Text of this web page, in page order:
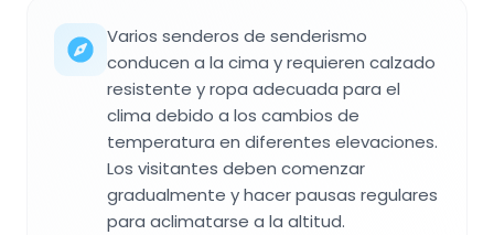
Varios senderos de senderismo
conducen a la cima y requieren calzado
resistente y ropa adecuada para el
clima debido a los cambios de
temperatura en diferentes elevaciones.
Los visitantes deben comenzar
gradualmente y hacer pausas regulares
para aclimatarse a la altitud.